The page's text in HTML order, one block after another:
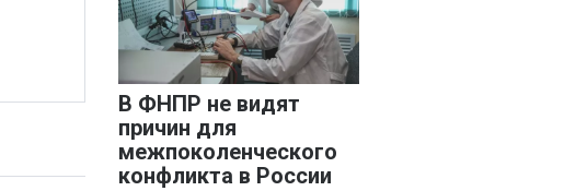
В ФНПР не видят
причин для
межпоколенческого
конфликта в России